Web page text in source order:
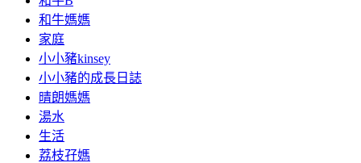
和牛媽媽
家庭
小小豬kinsey
小小豬的成長日誌
晴朗媽媽
湯水
生活
荔枝孖媽